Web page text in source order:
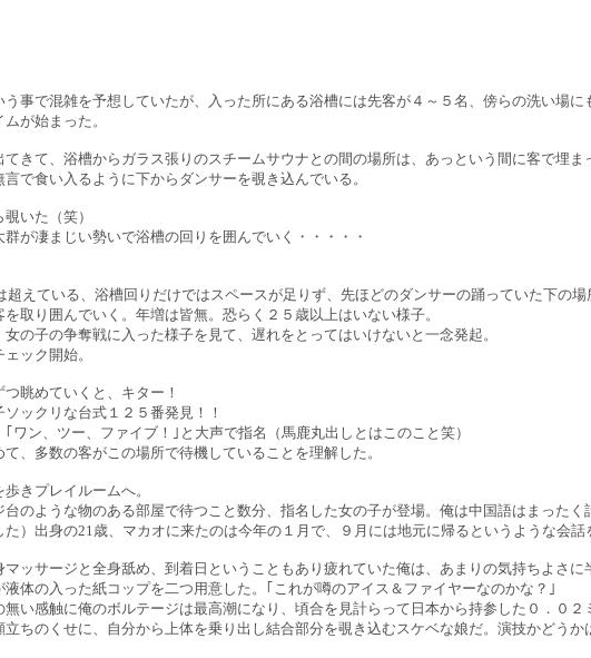
事で混雑を予想していたが、入った所にある浴槽には先客が４～５名、傍らの洗い場
が始まった。
きて、浴槽からガラス張りのスチームサウナとの間の場所は、あっという間に客で埋ま
で食い入るように下からダンサーを覗き込んでいる。
いた（笑）
が凄まじい勢いで浴槽の回りを囲んでいく・・・・・
えている、浴槽回りだけではスペースが足りず、先ほどのダンサーの踊っていた下の
取り囲んでいく。年増は皆無。恐らく２５歳以上はいない様子。
の子の争奪戦に入った様子を見て、遅れをとってはいけないと一念発起。
ック開始。
眺めていくと、キター！
ックリな台式１２５番発見！！
ン、ツー、ファイブ！｣と大声で指名（馬鹿丸出しとはこのこと笑）
、多数の客がこの場所で待機していることを理解した。
きプレイルームへ。
のような物のある部屋で待つこと数分、指名した女の子が登場。俺は中国語はまったく
）出身の21歳、マカオに来たのは今年の１月で、９月には地元に帰るというような会話
ッサージと全身舐め、到着日ということもあり疲れていた俺は、あまりの気持ちよさ
体の入った紙コップを二つ用意した。｢これが噂のアイス＆ファイヤーなのかな？｣
い感触に俺のボルテージは最高潮になり、頃合を見計らって日本から持参した０．０２
ちのくせに、自分から上体を乗り出し結合部分を覗き込むスケベな娘だ。演技かどう